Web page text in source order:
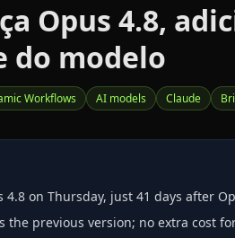
Opus 4.8,
do modelo
Workflows AI models Claude
on Thursday, just 41 days after
the previous version; no extra cost